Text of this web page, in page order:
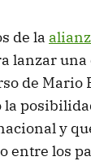
de la
lanzar una
de Mario
y
entre los